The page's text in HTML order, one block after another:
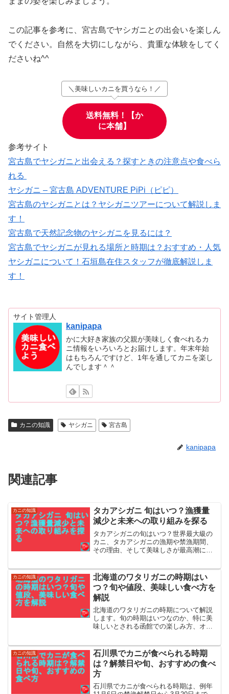
この記事を参考に、宮古島でヤシガニとの出会いを楽しん
でください。自然を大切にしながら、貴重な体験をしてく
ださいね^^
＼美味しいカニを買うなら！／
送料無料！【か
に本舗】
参考サイト
宮古島でヤシガニと出会える？探すときの注意点や食べら
れる
ヤシガニ – 宮古島 ADVENTURE PiPi（ピピ）
宮古島のヤシガニとは？ヤシガニツアーについて解説しま
す！
宮古島で天然記念物のヤシガニを見るには？
宮古島でヤシガニが見れる場所と時期は？おすすめ・人気
ヤシガニについて！石垣島在住スタッフが徹底解説しま
す！
サイト管理人
kanipapa
かに大好き家族の父親が美味しく食べれるカ
ニ情報をいろいろとお届けします。年末年始
はもちろんですけど、1年を通してカニを楽し
んでします＾＾
カニの知識 ヤシガニ 宮古島
kanipapa
関連記事
カニの知識
タカアシガニ 旬はいつ？漁獲量
減少と未来への取り組みを探る
タカアシガニの旬はいつ？世界最大級の
カニ、タカアシガニの漁期や禁漁期間、
その理由、そして美味しさが最高潮に達
を楽しめる時期、旬のタカアシガニの選
び方や見分け方、美味しい食べ方と調理
法、調理の難しさとプロの技までご紹
介。
カニの知識
北海道のワタリガニの時期はい
つ？旬や値段、美味しい食べ方を
解説
北海道のワタリガニの時期について解説
します。旬の時期はいつなのか、特に美
味しいとされる函館での楽しみ方、オス
堪能するための情報を網羅的にご紹介し
ます
カニの知識
石川県でカニが食べられる時期
は？解禁日や旬、おすすめの食べ
方
石川県でカニが食べられる時期は、例年